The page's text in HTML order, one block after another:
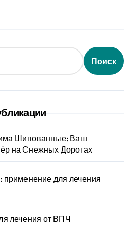
Поиск
Шипованные: Ваш
на Снежных Дорогах
применение для лечения
лечения от ВПЧ